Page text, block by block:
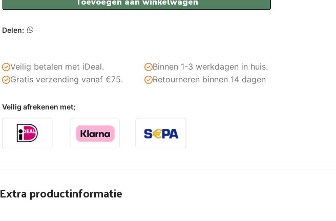
Delen:
Veilig betalen met iDeal.
Gratis verzending vanaf €75.
Binnen 1-3 werkdagen in huis.
Retourneren binnen 14 dagen
Veilig afrekenen met;
Extra productinformatie